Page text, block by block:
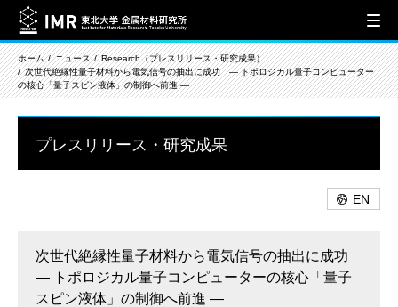
ホーム ニュース
Research（プレスリリース・研究成果）
次世代絶縁性量子材料から電気信号の抽出に成功 ― トポロジカル量子コンピューター
の核心「量子スピン液体」の制御へ前進 ―
プレスリリース・研究成果
EN
次世代絶縁性量子材料から電気信号の抽出に成功
― トポロジカル量子コンピューターの核心「量子
スピン液体」の制御へ前進 ―